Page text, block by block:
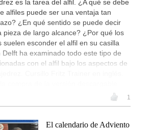
es la tarea del alfil. ¿A qué se debe
alfiles puede ser una ventaja tan
¿En qué sentido se puede decir
pieza de largo alcance? ¿Por qué los
suelen esconder el alfil en su casilla
Delft ha examinado todo este tipo de
con el alfil bajo los aspectos de
1
El calendario de Adviento